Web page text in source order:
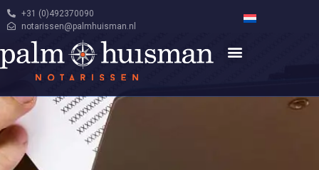
+31 (0)492370090
notarissen@palmhuisman.nl